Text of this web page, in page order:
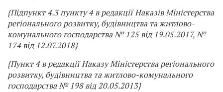
{Підпункт 4.3 пункту 4 в редакції Наказів Міністерства
регіонального розвитку, будівництва та житлово-
комунального господарства№ 125 від 19.05.2017, №
174 від 12.07.2018}
{Пункт 4 в редакціїНаказу Міністерства регіонального
розвитку, будівництва та житлово-комунального
господарства№ 198 від 20.05.2013}